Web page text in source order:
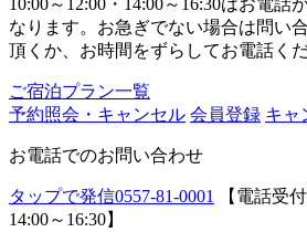
10:00～12:00・14:00～16:30はお電話
なります。お急ぎでない場合は問い
頂くか、お時間をずらしてお電話くだ
ご宿泊プラン一覧
予約照会・キャンセル 会員登録 キャ
お電話でのお問い合わせ
タップで発信0557-81-0001
【電話受
14:00～16:30】